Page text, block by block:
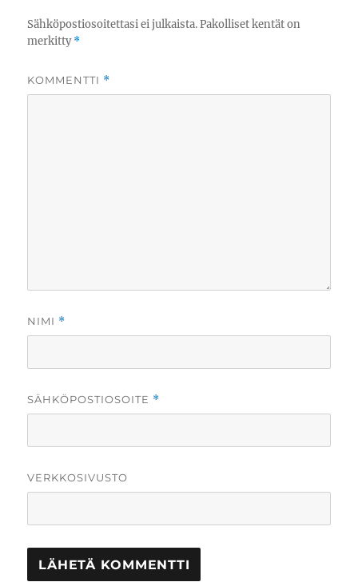
Sähköpostiosoitettasi ei julkaista. Pakolliset kentät on
merkitty*
KOMMENTTI *
NIMI *
SÄHKÖPOSTIOSOITE *
VERKKOSIVUSTO